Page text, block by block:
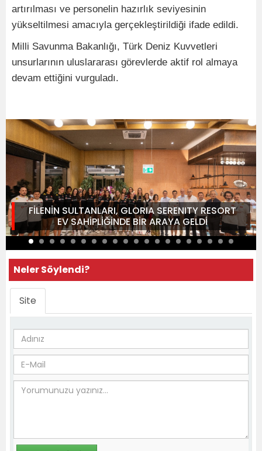
artırılması ve personelin hazırlık seviyesinin
yükseltilmesi amacıyla gerçekleştirildiği ifade edildi.
Milli Savunma Bakanlığı, Türk Deniz Kuvvetleri
unsurlarının uluslararası görevlerde aktif rol almaya
devam ettiğini vurguladı.
FİLENİN SULTANLARI, GLORIA SERENITY RESORT
EV SAHİPLİĞİNDE BİR ARAYA GELDİ
Neler Söylendi?
Site